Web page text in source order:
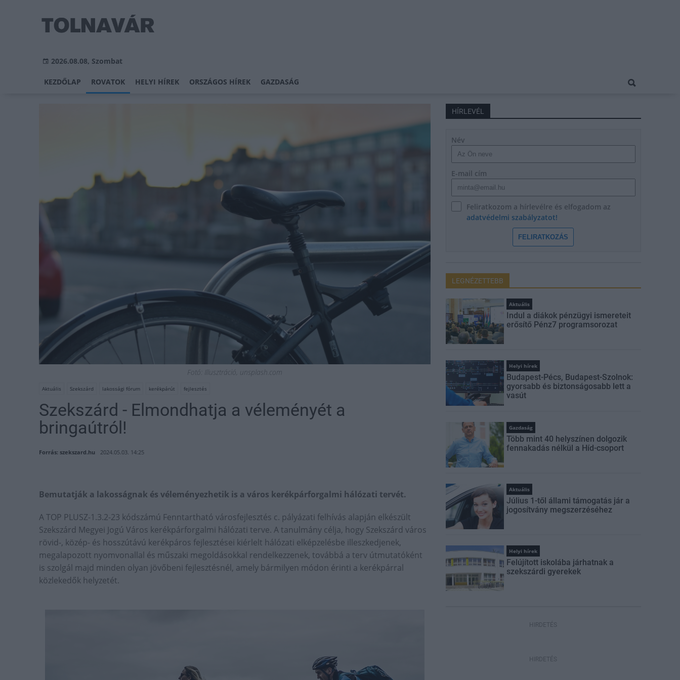
2026.08.08, Szombat
KEZDŐLAP ROVATOK HELYI HÍREK ORSZÁGOS HÍREK GAZDASÁG
Fotó: Illusztráció, unsplash.com
Aktuális Szekszárd lakossági fórum kerékpárút fejlesztés
Szekszárd - Elmondhatja a véleményét a
bringaútról!
Forrás: szekszard.hu 2024.05.03. 14:25
Bemutatják a lakosságnak és véleményezhetik is a város kerékpárforgalmi hálózati tervét.
A TOP PLUSZ-1.3.2-23 kódszámú Fenntartható városfejlesztés c. pályázati felhívás alapján elkészült
Szekszárd Megyei Jogú Város kerékpárforgalmi hálózati terve. A tanulmány célja, hogy Szekszárd város
rövid-, közép- és hosszútávú kerékpáros fejlesztései kiérlelt hálózati elképzelésbe illeszkedjenek,
megalapozott nyomvonallal és műszaki megoldásokkal rendelkezzenek, továbbá a terv útmutatóként
is szolgál majd minden olyan jövőbeni fejlesztésnél, amely bármilyen módon érinti a kerékpárral
közlekedők helyzetét.
HÍRLEVÉL
Név
E-mail cím
Feliratkozom a hírlevélre és elfogadom az
adatvédelmi szabályzatot!
FELIRATKOZÁS
LEGNÉZETTEBB
Aktuális
Indul a diákok pénzügyi ismereteit
erősítő Pénz7 programsorozat
Helyi hírek
Budapest-Pécs, Budapest-Szolnok:
gyorsabb és biztonságosabb lett a
vasút
Gazdaság
Több mint 40 helyszínen dolgozik
fennakadás nélkül a Híd-csoport
Aktuális
Július 1-től állami támogatás jár a
jogosítvány megszerzéséhez
Helyi hírek
Felújított iskolába járhatnak a
szekszárdi gyerekek
HIRDETÉS
HIRDETÉS